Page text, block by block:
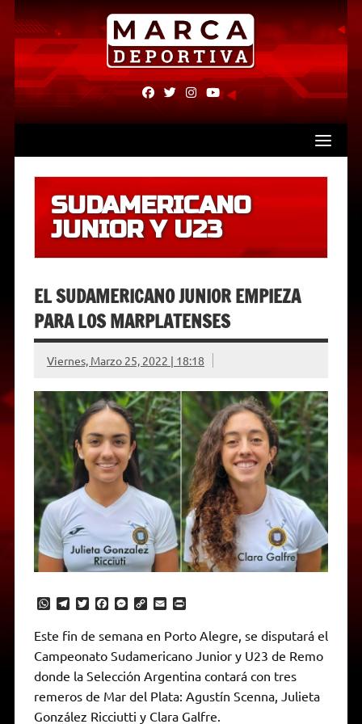
Skip
content
fab
fa-
fab
fa-
fab fab
SUDAMERICANO
JUNIOR Y U23
EL SUDAMERICANO JUNIOR EMPIEZA
PARA LOS MARPLATENSES
Viernes, Marzo 25, 2022 | 18:18
W
t
s
p
p
T
l
e
g
a
m
T
t
t
r
F
e
b
o
k
M
s
e
n
g
e
r
C
y
L
n
k
E
a
i
l
P
i
n
t
F
r
i
e
n
Este fin de semana en Porto Alegre, se disputará el
Campeonato Sudamericano Junior y U23 de Remo
donde la Selección Argentina contará con tres
remeros de Mar del Plata: Agustín Scenna, Julieta
González Ricciutti y Clara Galfre.